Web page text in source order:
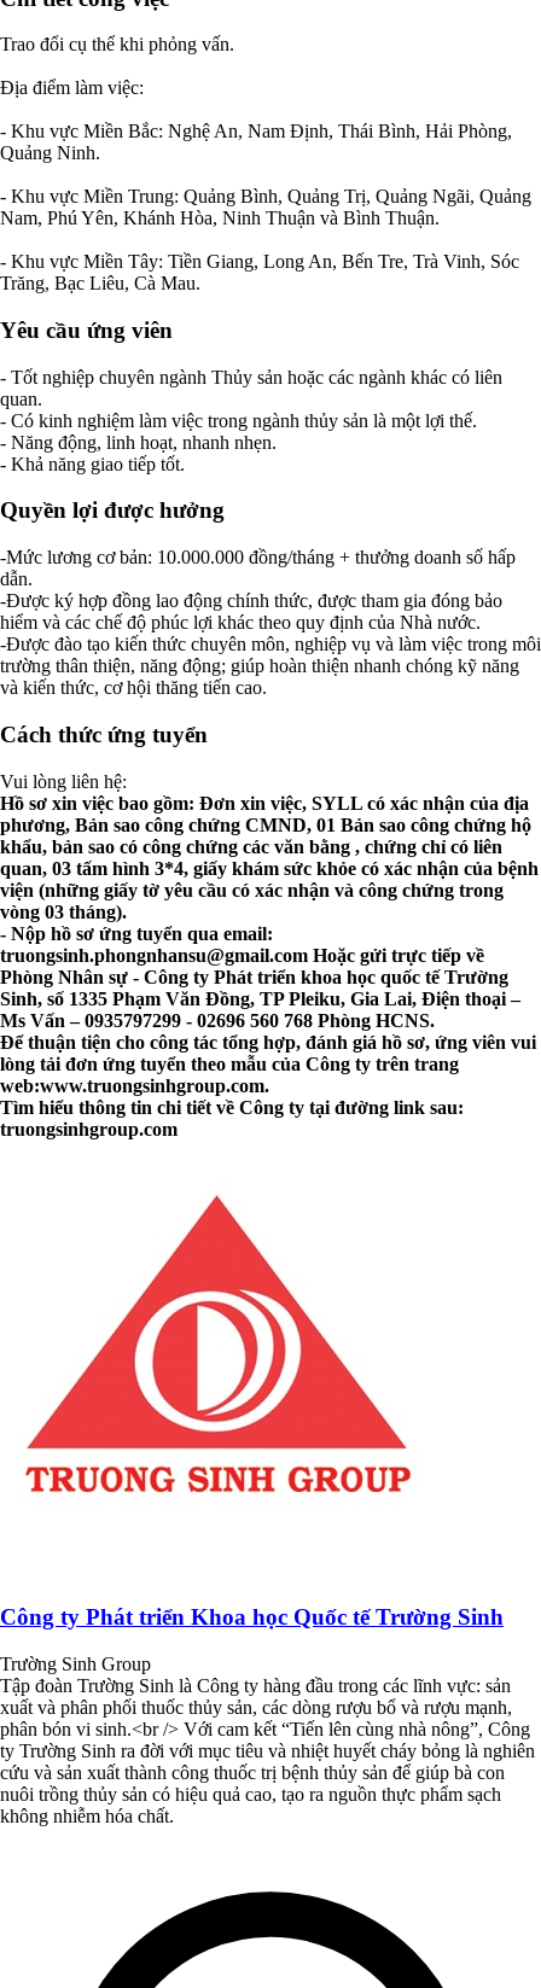
Trao đổi cụ thể khi phỏng vấn.
Địa điểm làm việc:
- Khu vực Miền Bắc: Nghệ An, Nam Định, Thái Bình, Hải Phòng,
Quảng Ninh.
- Khu vực Miền Trung: Quảng Bình, Quảng Trị, Quảng Ngãi, Quảng
Nam, Phú Yên, Khánh Hòa, Ninh Thuận và Bình Thuận.
- Khu vực Miền Tây: Tiền Giang, Long An, Bến Tre, Trà Vinh, Sóc
Trăng, Bạc Liêu, Cà Mau.
Yêu cầu ứng viên
- Tốt nghiệp chuyên ngành Thủy sản hoặc các ngành khác có liên
quan.
- Có kinh nghiệm làm việc trong ngành thủy sản là một lợi thế.
- Năng động, linh hoạt, nhanh nhẹn.
- Khả năng giao tiếp tốt.
Quyền lợi được hưởng
-Mức lương cơ bản: 10.000.000 đồng/tháng + thưởng doanh số hấp
dẫn.
-Được ký hợp đồng lao động chính thức, được tham gia đóng bảo
hiểm và các chế độ phúc lợi khác theo quy định của Nhà nước.
-Được đào tạo kiến thức chuyên môn, nghiệp vụ và làm việc trong môi
trường thân thiện, năng động; giúp hoàn thiện nhanh chóng kỹ năng
và kiến thức, cơ hội thăng tiến cao.
Cách thức ứng tuyển
Vui lòng liên hệ:
Hồ sơ xin việc bao gồm: Đơn xin việc, SYLL có xác nhận của địa
phương, Bản sao công chứng CMND, 01 Bản sao công chứng hộ
khẩu, bản sao có công chứng các văn bằng , chứng chỉ có liên
quan, 03 tấm hình 3*4, giấy khám sức khỏe có xác nhận của bệnh
viện (những giấy tờ yêu cầu có xác nhận và công chứng trong
vòng 03 tháng).
- Nộp hồ sơ ứng tuyển qua email:
truongsinh.phongnhansu@gmail.com Hoặc gửi trực tiếp về
Phòng Nhân sự - Công ty Phát triển khoa học quốc tế Trường
Sinh, số 1335 Phạm Văn Đồng, TP Pleiku, Gia Lai, Điện thoại –
Ms Vấn – 0935797299 - 02696 560 768 Phòng HCNS.
Để thuận tiện cho công tác tổng hợp, đánh giá hồ sơ, ứng viên vui
lòng tải đơn ứng tuyển theo mẫu của Công ty trên trang
web:www.truongsinhgroup.com.
Tìm hiểu thông tin chi tiết về Công ty tại đường link sau:
truongsinhgroup.com
Công ty Phát triển Khoa học Quốc tế Trường Sinh
Trường Sinh Group
Tập đoàn Trường Sinh là Công ty hàng đầu trong các lĩnh vực: sản
xuất và phân phối thuốc thủy sản, các dòng rượu bổ và rượu mạnh,
phân bón vi sinh.<br /> Với cam kết “Tiến lên cùng nhà nông”, Công
ty Trường Sinh ra đời với mục tiêu và nhiệt huyết cháy bỏng là nghiên
cứu và sản xuất thành công thuốc trị bệnh thủy sản để giúp bà con
nuôi trồng thủy sản có hiệu quả cao, tạo ra nguồn thực phẩm sạch
không nhiễm hóa chất.